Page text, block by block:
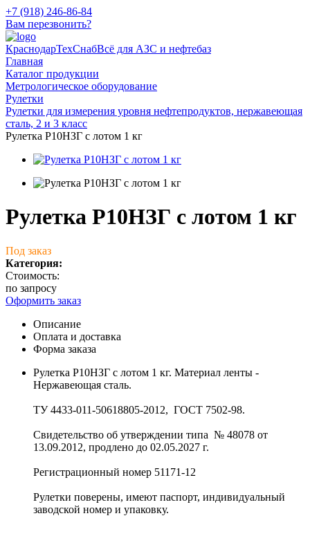
+7 (918) 246-86-84
Вам перезвонить?
КраснодарТехСнабВсё для АЗС и нефтебаз
Главная
Каталог продукции
Метрологическое оборудование
Рулетки
Рулетки для измерения уровня нефтепродуктов, нержавеющая
сталь, 2 и 3 класс
Рулетка Р10НЗГ с лотом 1 кг
Рулетка Р10НЗГ с лотом 1 кг
Под заказ
Категория:
Стоимость:
по запросу
Оформить заказ
Описание
Оплата и доставка
Форма заказа
Рулетка Р10НЗГ с лотом 1 кг. Материал ленты -
Нержавеющая сталь.
ТУ 4433-011-50618805-2012, ГОСТ 7502-98.
Свидетельство об утверждении типа № 48078 от
13.09.2012, продлено до 02.05.2027 г.
Регистрационный номер 51171-12
Рулетки поверены, имеют паспорт, индивидуальный
заводской номер и упаковку.